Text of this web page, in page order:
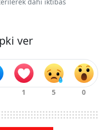
ver